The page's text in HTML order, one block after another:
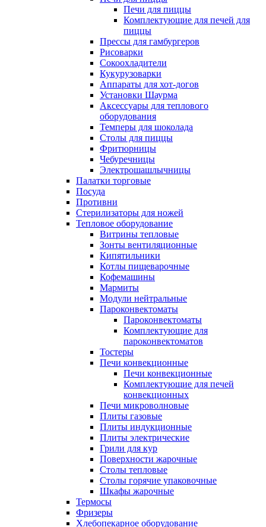
Печи для пиццы
Комплектующие для печей для
пиццы
Прессы для гамбургеров
Рисоварки
Сокоохладители
Кукурузоварки
Аппараты для хот-догов
Установки Шаурма
Аксессуары для теплового
оборудования
Темперы для шоколада
Столы для пиццы
Фритюрницы
Чебуречницы
Электрошашлычницы
Палатки торговые
Посуда
Противни
Стерилизаторы для ножей
Тепловое оборудование
Витрины тепловые
Зонты вентиляционные
Кипятильники
Котлы пищеварочные
Кофемашины
Мармиты
Модули нейтральные
Пароконвектоматы
Пароконвектоматы
Комплектующие для
пароконвектоматов
Тостеры
Печи конвекционные
Печи конвекционные
Комплектующие для печей
конвекционных
Печи микроволновые
Плиты газовые
Плиты индукционные
Плиты электрические
Грили для кур
Поверхности жарочные
Столы тепловые
Столы горячие упаковочные
Шкафы жарочные
Термосы
Фризеры
Хлебопекарное оборудование